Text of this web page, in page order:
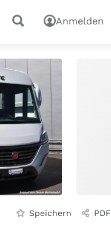
Anmelden
Speichern PDF